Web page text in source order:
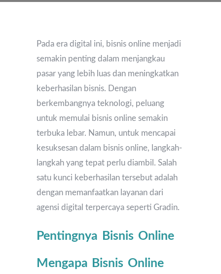
Pada era digital ini, bisnis online menjadi
semakin penting dalam menjangkau
pasar yang lebih luas dan meningkatkan
keberhasilan bisnis. Dengan
berkembangnya teknologi, peluang
untuk memulai bisnis online semakin
terbuka lebar. Namun, untuk mencapai
kesuksesan dalam bisnis online, langkah-
langkah yang tepat perlu diambil. Salah
satu kunci keberhasilan tersebut adalah
dengan memanfaatkan layanan dari
agensi digital terpercaya seperti Gradin.
Pentingnya Bisnis Online
Mengapa Bisnis Online